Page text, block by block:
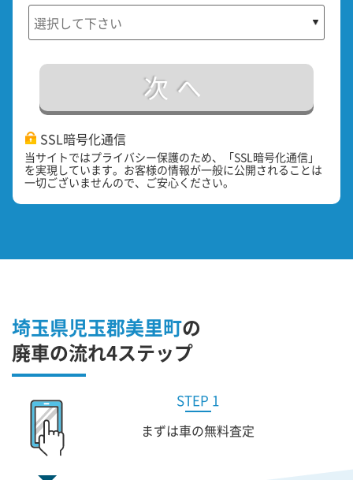
次へ
SSL暗号化通信
当サイトではプライバシー保護のため、「SSL暗号化通信」
を実現しています。お客様の情報が一般に公開されることは
一切ございませんので、ご安心ください。
埼玉県児玉郡美里町の
廃車の流れ4ステップ
STEP 1
まずは車の無料査定